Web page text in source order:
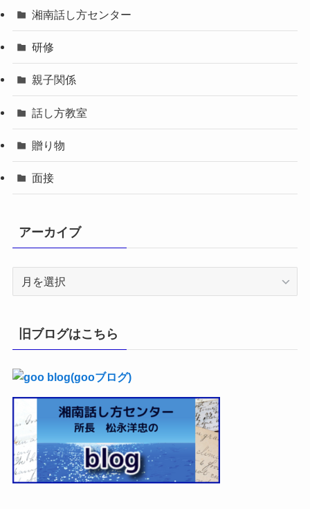
湘南話し方センター
研修
親子関係
話し方教室
贈り物
面接
アーカイブ
イ
ブ
旧ブログはこちら